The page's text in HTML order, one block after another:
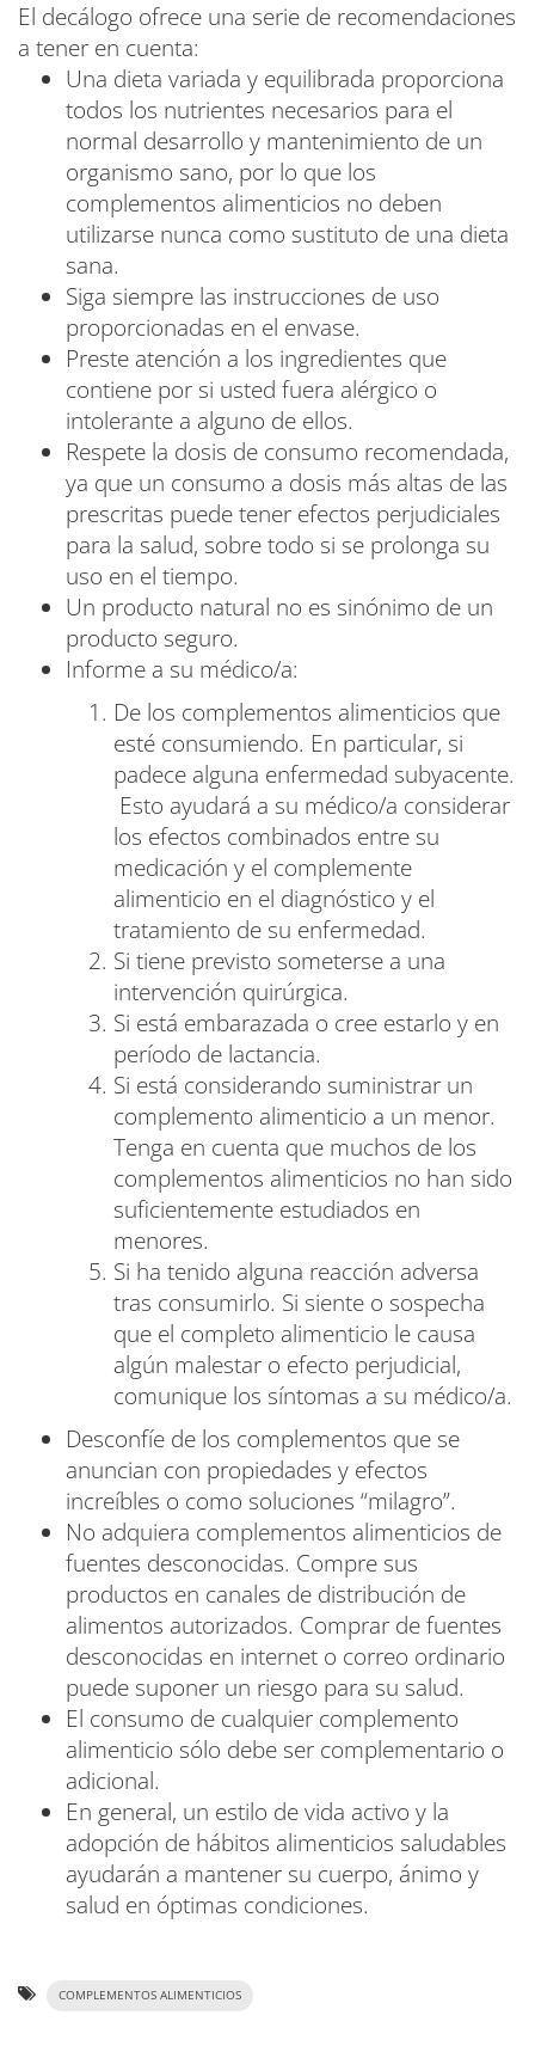
El decálogo ofrece una serie de recomendaciones
a tener en cuenta:
Una dieta variada y equilibrada proporciona
todos los nutrientes necesarios para el
normal desarrollo y mantenimiento de un
organismo sano, por lo que los
complementos alimenticios no deben
utilizarse nunca como sustituto de una dieta
sana.
Siga siempre las instrucciones de uso
proporcionadas en el envase.
Preste atención a los ingredientes que
contiene por si usted fuera alérgico o
intolerante a alguno de ellos.
Respete la dosis de consumo recomendada,
ya que un consumo a dosis más altas de las
prescritas puede tener efectos perjudiciales
para la salud, sobre todo si se prolonga su
uso en el tiempo.
Un producto natural no es sinónimo de un
producto seguro.
Informe a su médico/a:
De los complementos alimenticios que
esté consumiendo. En particular, si
padece alguna enfermedad subyacente.
Esto ayudará a su médico/a considerar
los efectos combinados entre su
medicación y el complemente
alimenticio en el diagnóstico y el
tratamiento de su enfermedad.
Si tiene previsto someterse a una
intervención quirúrgica.
Si está embarazada o cree estarlo y en
período de lactancia.
Si está considerando suministrar un
complemento alimenticio a un menor.
Tenga en cuenta que muchos de los
complementos alimenticios no han sido
suficientemente estudiados en
menores.
Si ha tenido alguna reacción adversa
tras consumirlo. Si siente o sospecha
que el completo alimenticio le causa
algún malestar o efecto perjudicial,
comunique los síntomas a su médico/a.
Desconfíe de los complementos que se
anuncian con propiedades y efectos
increíbles o como soluciones “milagro”.
No adquiera complementos alimenticios de
fuentes desconocidas. Compre sus
productos en canales de distribución de
alimentos autorizados. Comprar de fuentes
desconocidas en internet o correo ordinario
puede suponer un riesgo para su salud.
El consumo de cualquier complemento
alimenticio sólo debe ser complementario o
adicional.
En general, un estilo de vida activo y la
adopción de hábitos alimenticios saludables
ayudarán a mantener su cuerpo, ánimo y
salud en óptimas condiciones.
COMPLEMENTOS ALIMENTICIOS